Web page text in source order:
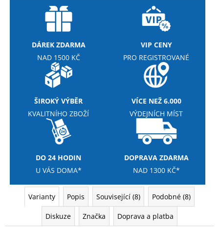
DÁREK ZDARMA
NAD 1500 KČ
VIP CENY
PRO REGISTROVANÉ
ŠIROKÝ VÝBĚR
KVALITNÍHO ZBOŽÍ
VÍCE NEŽ 6.000
VÝDEJNÍCH MÍST
DO 24 HODIN
U VÁS DOMA*
DOPRAVA ZDARMA
NAD 1300 KČ*
Varianty Popis Související (8) Podobné (8)
Diskuze Značka Doprava a platba
SUPREMO